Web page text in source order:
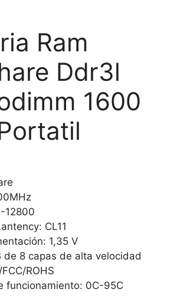
Ram
Ddr3l
1600
12800
CL11
1,35 V
de 8 capas de alta velocidad
ROHS
funcionamiento: 0C-95C